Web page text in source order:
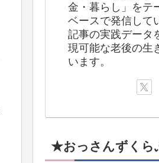
金・暮らし」をテ
ベースで発信して
記事の実践データ
現可能な老後の生
います。
★おっさんずくら